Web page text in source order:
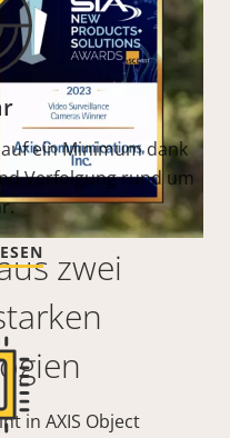
zwei
in AXIS Object
ein Minimum dank
Verfolgung rund um